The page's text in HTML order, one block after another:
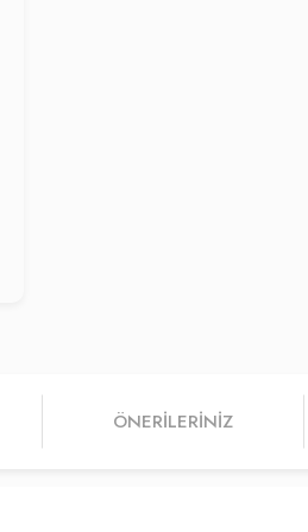
ÖNERILERINIZ